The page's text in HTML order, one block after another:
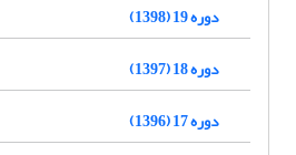
دوره 19 (1398)
دوره 18 (1397)
دوره 17 (1396)